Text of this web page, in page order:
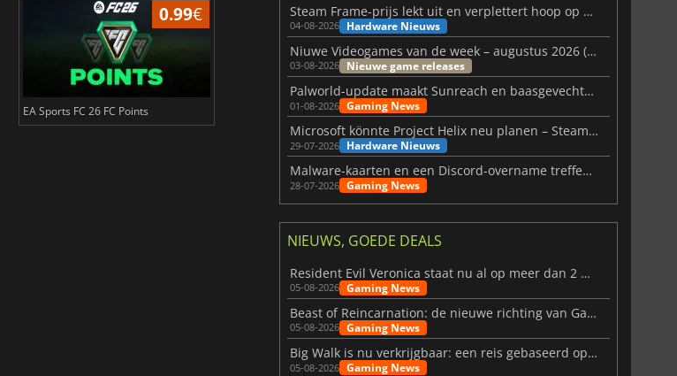
0.99€
EA Sports FC 26 FC Points
3.65€
NBA 2K26 Virtual Currency
Steam Frame-prijs lekt uit en verplettert hoop op betaalbare VR
04-08-2026 Hardware Nieuws
Niuwe Videogames van de week – augustus 2026 (week 32)
03-08-2026 Nieuwe game releases
Palworld-update maakt Sunreach en baasgevechten stabieler
01-08-2026 Gaming News
Microsoft könnte Project Helix neu planen – Steam-Support wackelt
29-07-2026 Hardware Nieuws
Malware-kaarten en een Discord-overname treffen Meccha Chameleon
28-07-2026 Gaming News
NIEUWS, GOEDE DEALS
Resident Evil Veronica staat nu al op meer dan 2 miljoen verlanglijstjes
05-08-2026 Gaming News
Beast of Reincarnation: de nieuwe richting van Game Freak
05-08-2026 Gaming News
Big Walk is nu verkrijgbaar: een reis gebaseerd op vriendschap
05-08-2026 Gaming News